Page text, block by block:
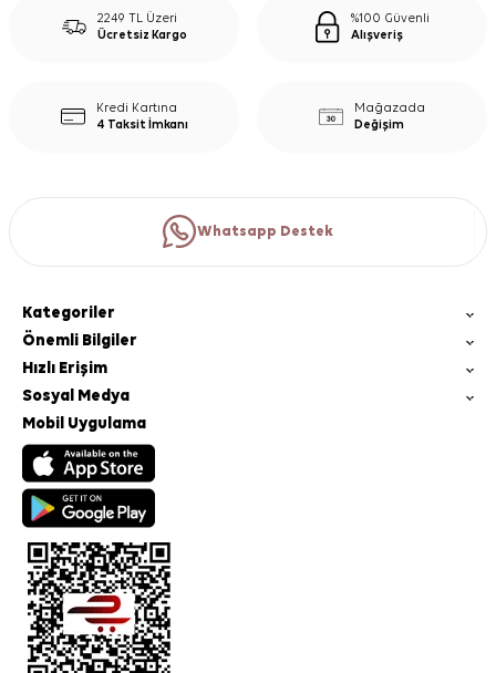
2249 TL Üzeri
Ücretsiz Kargo
%100 Güvenli
Alışveriş
Kredi Kartına
4 Taksit İmkanı
Mağazada
Değişim
Whatsapp Destek
Kategoriler
Önemli Bilgiler
Hızlı Erişim
Sosyal Medya
Mobil Uygulama